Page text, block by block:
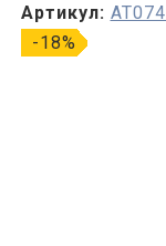
-18%
Артикул: